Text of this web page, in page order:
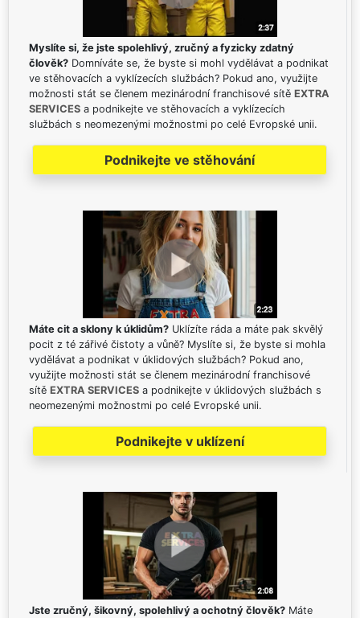
Myslíte si, že jste spolehlivý, zručný a fyzicky zdatný
člověk? Domníváte se, že byste si mohl vydělávat a podnikat
ve stěhovacích a vyklízecích službách? Pokud ano, využijte
možnosti stát se členem mezinárodní franchisové sítě EXTRA
SERVICES a podnikejte ve stěhovacích a vyklízecích
službách s neomezenými možnostmi po celé Evropské unii.
Podnikejte ve stěhování
Máte cit a sklony k úklidům? Uklízíte ráda a máte pak skvělý
pocit z té zářivé čistoty a vůně? Myslíte si, že byste si mohla
vydělávat a podnikat v úklidových službách? Pokud ano,
využijte možnosti stát se členem mezinárodní franchisové
sítě EXTRA SERVICES a podnikejte v úklidových službách s
neomezenými možnostmi po celé Evropské unii.
Podnikejte v uklízení
Jste zručný, šikovný, spolehlivý a ochotný člověk? Máte